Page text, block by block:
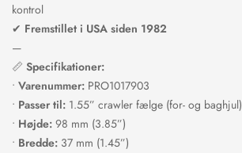
kontrol
✔ Fremstillet i USA siden 1982
—
📏 Specifikationer:
• Varenummer: PRO1017903
• Passer til: 1.55” crawler fælge (for- og baghjul)
• Højde: 98 mm (3.85”)
• Bredde: 37 mm (1.45”)